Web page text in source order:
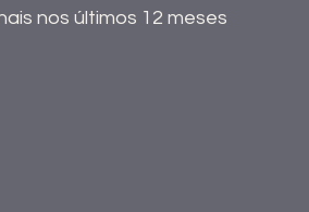
nos últimos 12 meses